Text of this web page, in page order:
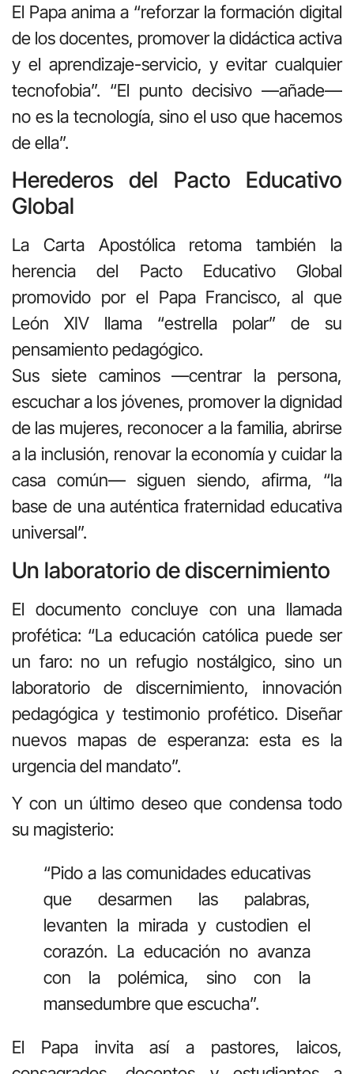
El Papa anima a “reforzar la formación digital
de los docentes, promover la didáctica activa
y el aprendizaje-servicio, y evitar cualquier
tecnofobia”. “El punto decisivo —añade—
no es la tecnología, sino el uso que hacemos
de ella”.
Herederos del Pacto Educativo
Global
La Carta Apostólica retoma también la
herencia del Pacto Educativo Global
promovido por el Papa Francisco, al que
León XIV llama “estrella polar” de su
pensamiento pedagógico.
Sus siete caminos —centrar la persona,
escuchar a los jóvenes, promover la dignidad
de las mujeres, reconocer a la familia, abrirse
a la inclusión, renovar la economía y cuidar la
casa común— siguen siendo, afirma, “la
base de una auténtica fraternidad educativa
universal”.
Un laboratorio de discernimiento
El documento concluye con una llamada
profética: “La educación católica puede ser
un faro: no un refugio nostálgico, sino un
laboratorio de discernimiento, innovación
pedagógica y testimonio profético. Diseñar
nuevos mapas de esperanza: esta es la
urgencia del mandato”.
Y con un último deseo que condensa todo
su magisterio:
“Pido a las comunidades educativas
que desarmen las palabras,
levanten la mirada y custodien el
corazón. La educación no avanza
con la polémica, sino con la
mansedumbre que escucha”.
El Papa invita así a pastores, laicos,